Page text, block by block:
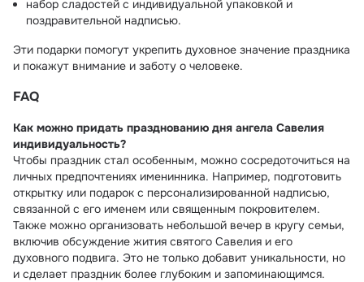
набор сладостей с индивидуальной упаковкой и
поздравительной надписью.
Эти подарки помогут укрепить духовное значение праздника
и покажут внимание и заботу о человеке.
FAQ
Как можно придать празднованию дня ангела Савелия
индивидуальность?
Чтобы праздник стал особенным, можно сосредоточиться на
личных предпочтениях именинника. Например, подготовить
открытку или подарок с персонализированной надписью,
связанной с его именем или священным покровителем.
Также можно организовать небольшой вечер в кругу семьи,
включив обсуждение жития святого Савелия и его
духовного подвига. Это не только добавит уникальности, но
и сделает праздник более глубоким и запоминающимся.